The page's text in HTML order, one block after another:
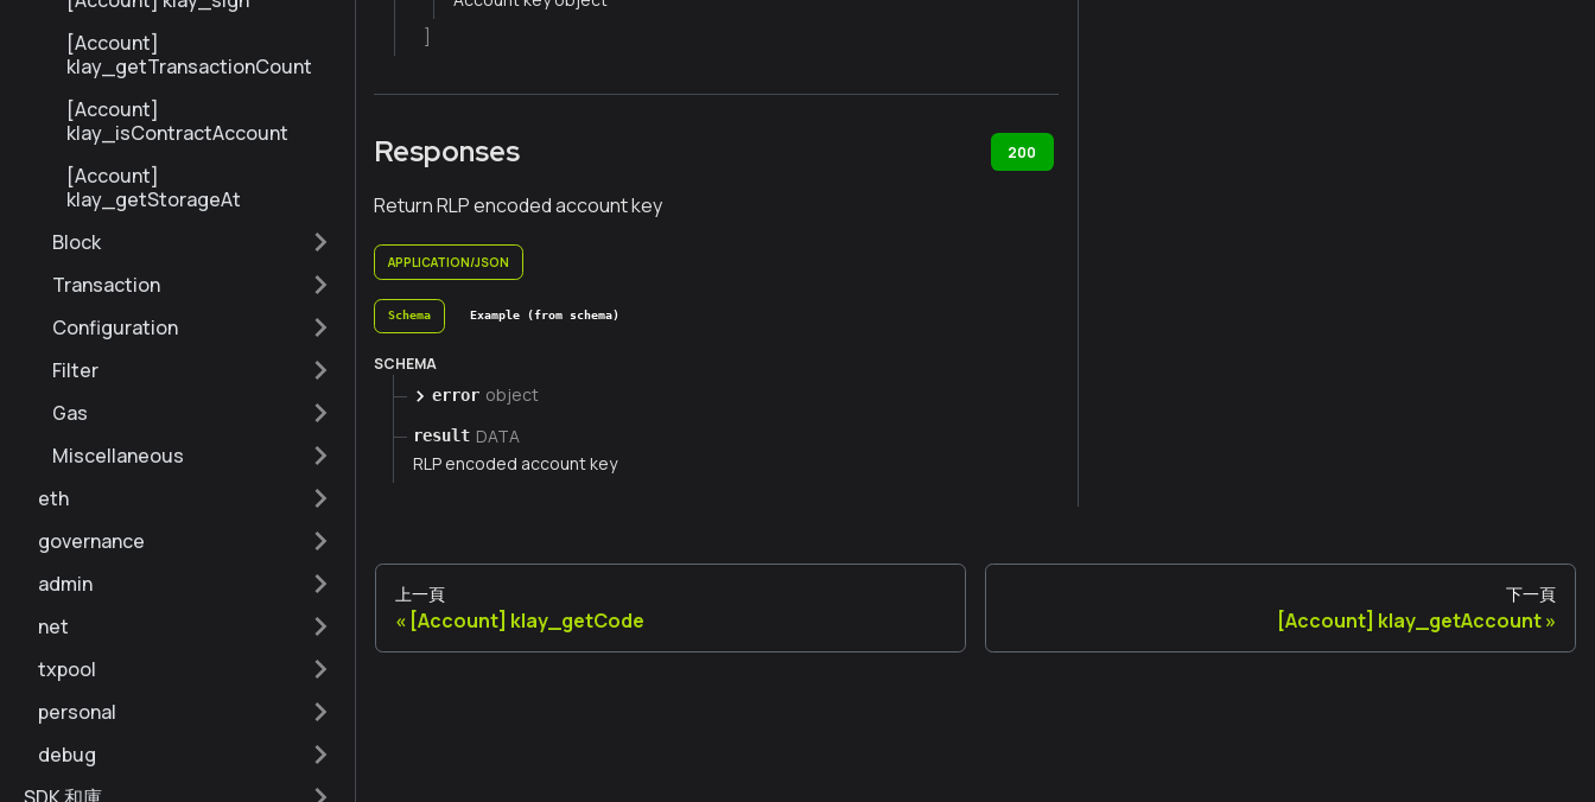
[Account]
klay_getTransactionCount
[Account]
klay_isContractAccount
[Account]
klay_getStorageAt
Block
Transaction
Configuration
Filter
Gas
Miscellaneous
eth
governance
admin
net
txpool
personal
debug
Responses 200
Return RLP encoded account key
APPLICATION/JSON
Schema Example (from schema)
SCHEMA
error object
result DATA
RLP encoded account key
上一頁
[Account] klay_getCode
下一頁
[Account] klay_getAccount